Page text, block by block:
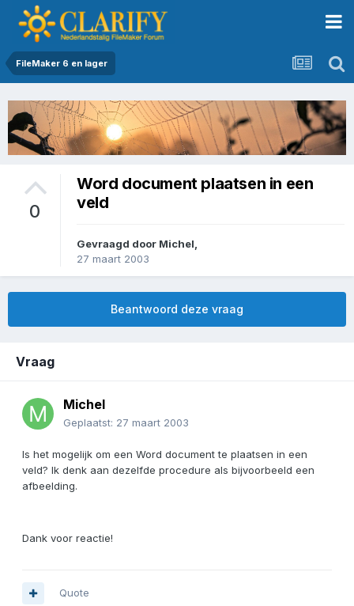
FileMaker 6 en lager
0
Word document plaatsen in een
veld
Gevraagd door Michel
27 maart 2003
Beantwoord deze vraag
Vraag
Michel
Geplaatst: 27 maart 2003
Is het mogelijk om een Word document te plaatsen in een
veld? Ik denk aan dezelfde procedure als bijvoorbeeld een
afbeelding.
Dank voor reactie!
Quote